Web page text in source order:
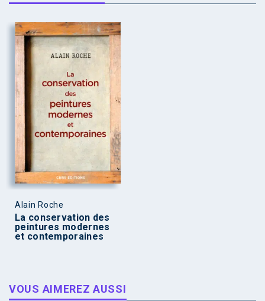
Alain Roche
La conservation des
peintures modernes
et contemporaines
VOUS AIMEREZ AUSSI